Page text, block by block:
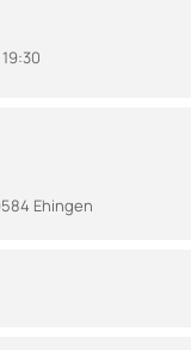
Ehingen